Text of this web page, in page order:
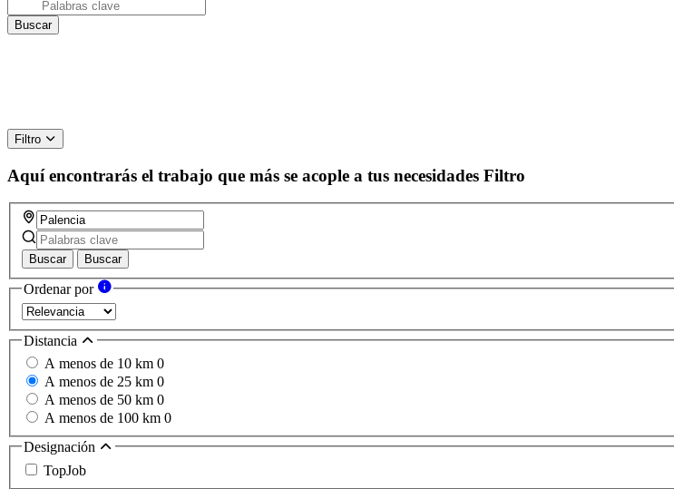
Filtro
Aquí encontrarás el trabajo que más se acople a tus necesidades Filtro
Buscar Buscar
Ordenar por
Distancia
A menos de 10 km 0
A menos de 25 km 0
A menos de 50 km 0
A menos de 100 km 0
Designación
TopJob